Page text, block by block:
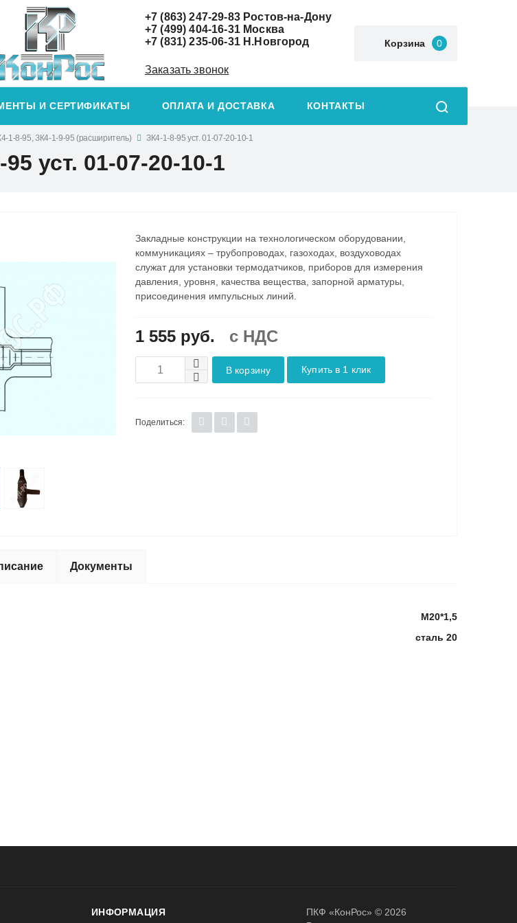
+7 (863) 247-29-83Ростов-на-Дону
+7 (499) 404-16-31Москва
+7 (831) 235-06-31Н.Новгород
Заказать звонок
Корзина 0
И СЕРТИФИКАТЫ ОПЛАТА И ДОСТАВКА КОНТАКТЫ
1-8-95, ЗК4-1-9-95 (расширитель) ЗК4-1-8-95 уст. 01-07-20-10-1
уст. 01-07-20-10-1
Закладные конструкции на технологическом оборудовании,
коммуникациях – трубопроводах, газоходах, воздуховодах
служат для установки термодатчиков, приборов для измерения
давления, уровня, качества вещества, запорной арматуры,
присоединения импульсных линий.
1 555 руб. c НДС
В корзину Купить в 1 клик
Поделиться:
Документы
М20*1,5
сталь 20
ИНФОРМАЦИЯ
ПКФ «КонРос» © 2026